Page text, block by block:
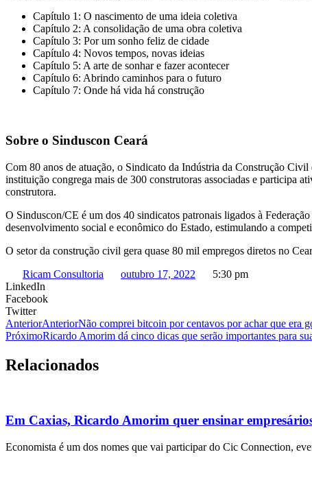
Capítulo 1: O nascimento de uma ideia coletiva
Capítulo 2: A consolidação de uma obra coletiva
Capítulo 3: Por um sonho feliz de cidade
Capítulo 4: Novos tempos, novas ideias
Capítulo 5: A arte de sonhar e fazer acontecer
Capítulo 6: Abrindo caminhos para o futuro
Capítulo 7: Onde há vida há construção
Sobre o Sinduscon Ceará
Com 80 anos de atuação, o Sindicato da Indústria da Construção
instituição congrega mais de 300 construtoras associadas e participa
construtora.
O Sinduscon/CE é um dos 40 sindicatos patronais ligados à
desenvolvimento social e econômico do Estado, estimulando a
O setor da construção civil gera quase 80 mil empregos diretos no
Ricam Consultoria
outubro 17, 2022
5:30 pm
LinkedIn
Facebook
Twitter
AnteriorAnteriorNão comprei bitcoin por centavos por achar que era
PróximoRicardo Amorim dá cinco dicas que serão importantes para
Relacionados
Em Caxias, Ricardo Amorim quer ensinar
Economista é um dos nomes que vai participar do Cic Connection,